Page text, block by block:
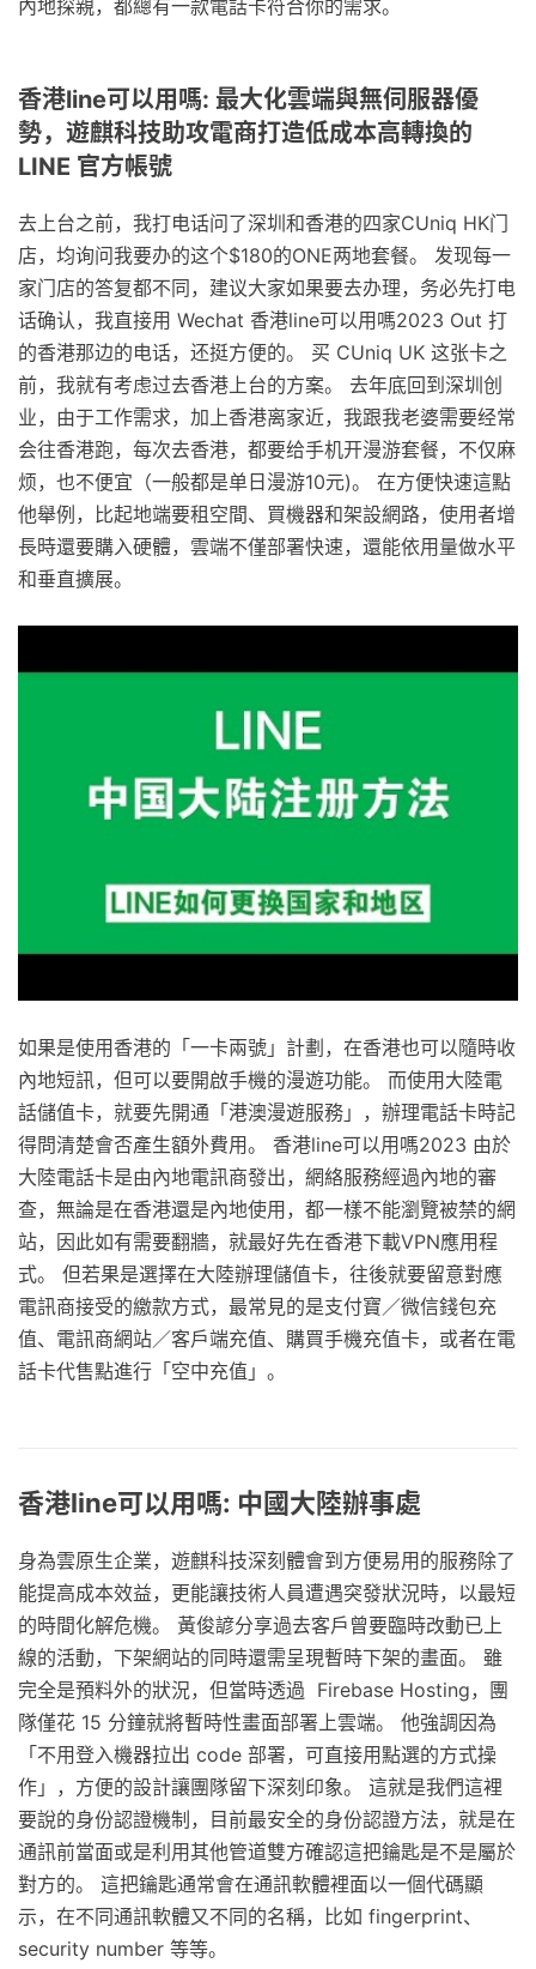
內地探親，都總有一款電話卡符合你的需求。
香港line可以用嗎: 最大化雲端與無伺服器優
勢，遊麒科技助攻電商打造低成本高轉換的
LINE 官方帳號
去上台之前，我打电话问了深圳和香港的四家CUniq HK门
店，均询问我要办的这个$180的ONE两地套餐。 发现每一
家门店的答复都不同，建议大家如果要去办理，务必先打电
话确认，我直接用 Wechat 香港line可以用嗎2023 Out 打
的香港那边的电话，还挺方便的。 买 CUniq UK 这张卡之
前，我就有考虑过去香港上台的方案。 去年底回到深圳创
业，由于工作需求，加上香港离家近，我跟我老婆需要经常
会往香港跑，每次去香港，都要给手机开漫游套餐，不仅麻
烦，也不便宜（一般都是单日漫游10元)。 在方便快速這點
他舉例，比起地端要租空間、買機器和架設網路，使用者增
長時還要購入硬體，雲端不僅部署快速，還能依用量做水平
和垂直擴展。
如果是使用香港的「一卡兩號」計劃，在香港也可以隨時收
內地短訊，但可以要開啟手機的漫遊功能。 而使用大陸電
話儲值卡，就要先開通「港澳漫遊服務」，辦理電話卡時記
得問清楚會否產生額外費用。 香港line可以用嗎2023 由於
大陸電話卡是由內地電訊商發出，網絡服務經過內地的審
查，無論是在香港還是內地使用，都一樣不能瀏覽被禁的網
站，因此如有需要翻牆，就最好先在香港下載VPN應用程
式。 但若果是選擇在大陸辦理儲值卡，往後就要留意對應
電訊商接受的繳款方式，最常見的是支付寶／微信錢包充
值、電訊商網站／客戶端充值、購買手機充值卡，或者在電
話卡代售點進行「空中充值」。
香港line可以用嗎: 中國大陸辦事處
身為雲原生企業，遊麒科技深刻體會到方便易用的服務除了
能提高成本效益，更能讓技術人員遭遇突發狀況時，以最短
的時間化解危機。 黃俊諺分享過去客戶曾要臨時改動已上
線的活動，下架網站的同時還需呈現暫時下架的畫面。 雖
完全是預料外的狀況，但當時透過 Firebase Hosting，團
隊僅花 15 分鐘就將暫時性畫面部署上雲端。 他強調因為
「不用登入機器拉出 code 部署，可直接用點選的方式操
作」，方便的設計讓團隊留下深刻印象。 這就是我們這裡
要說的身份認證機制，目前最安全的身份認證方法，就是在
通訊前當面或是利用其他管道雙方確認這把鑰匙是不是屬於
對方的。 這把鑰匙通常會在通訊軟體裡面以一個代碼顯
示，在不同通訊軟體又不同的名稱，比如 fingerprint、
security number 等等。